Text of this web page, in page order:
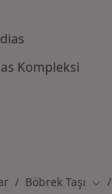
Kompleksi
Böbrek Taşı